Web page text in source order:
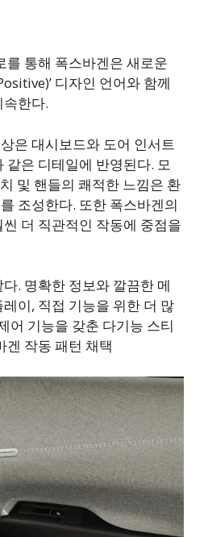
를 통해 폭스바겐은 새로운
디자인 언어와 함께
한다.
은 대시보드와 도어 인서트
같은 디테일에 반영된다. 모
및 핸들의 쾌적한 느낌은 환
조성한다. 또한 폭스바겐의
더 직관적인 작동에 중점을
. 명확한 정보와 깔끔한 메
이, 직접 기능을 위한 더 많
어 기능을 갖춘 다기능 스티
겐 작동 패턴 채택